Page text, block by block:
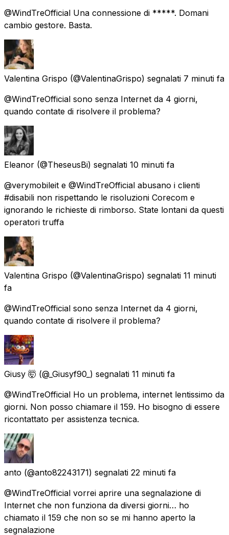
@WindTreOfficial Una connessione di *****. Domani
cambio gestore. Basta.
Valentina Grispo (@ValentinaGrispo) segnalati 7 minuti fa
@WindTreOfficial sono senza Internet da 4 giorni,
quando contate di risolvere il problema?
Eleanor (@TheseusBi) segnalati 10 minuti fa
@verymobileit e @WindTreOfficial abusano i clienti
#disabili non rispettando le risoluzioni Corecom e
ignorando le richieste di rimborso. State lontani da questi
operatori truffa
Valentina Grispo (@ValentinaGrispo) segnalati 11 minuti
fa
@WindTreOfficial sono senza Internet da 4 giorni,
quando contate di risolvere il problema?
Giusy 🤯 (@_Giusyf90_) segnalati 11 minuti fa
@WindTreOfficial Ho un problema, internet lentissimo da
giorni. Non posso chiamare il 159. Ho bisogno di essere
ricontattato per assistenza tecnica.
anto (@anto82243171) segnalati 22 minuti fa
@WindTreOfficial vorrei aprire una segnalazione di
Internet che non funziona da diversi giorni… ho
chiamato il 159 che non so se mi hanno aperto la
segnalazione